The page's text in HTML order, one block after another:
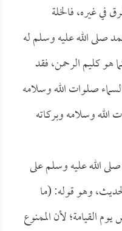
في غيره، فالخلة
صلى الله عليه وسلم له
هو كليم الرحمن، فقد
صلوات الله وسلامه
الله وسلامه وبركاته
الله عليه وسلم على
وهو قوله: (ما
القيامة؛ لأن الممنوع